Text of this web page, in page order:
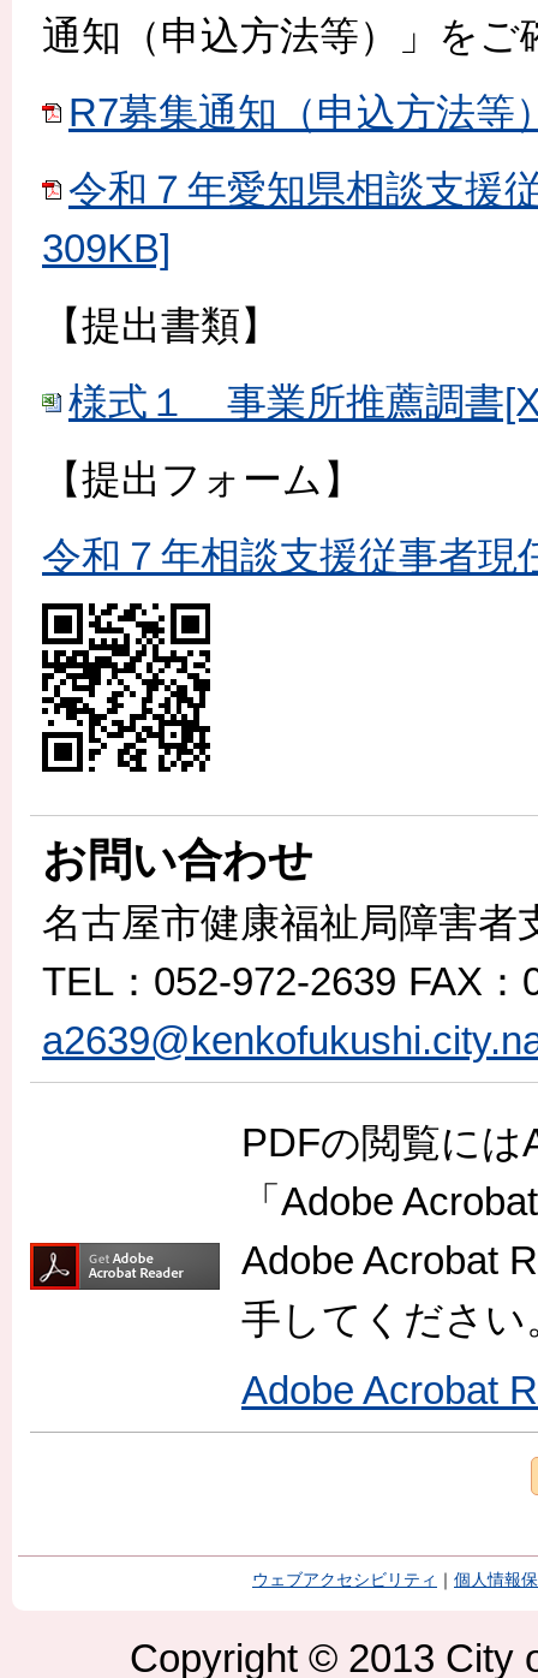
通知（申込方法等）」をご
R7募集通知（申込方法等
令和７年愛知県相談支援
309KB]
【提出書類】
様式１ 事業所推薦調書
【提出フォーム】
令和７年相談支援従事者現
お問い合わせ
名古屋市健康福祉局障害者
TEL ：052-972-2639 FAX
PDFの閲覧に
「Adobe
Adobe Acrobat
手してください
Adobe Acrobat
ウェブアクセシビリティ 個人情報
Copyright © 2013 City